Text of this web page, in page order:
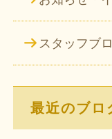
スタッフブ
最近のブロ